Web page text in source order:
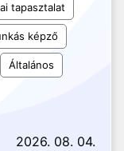
tapasztalat
képző
Általános
2026. 08. 04.